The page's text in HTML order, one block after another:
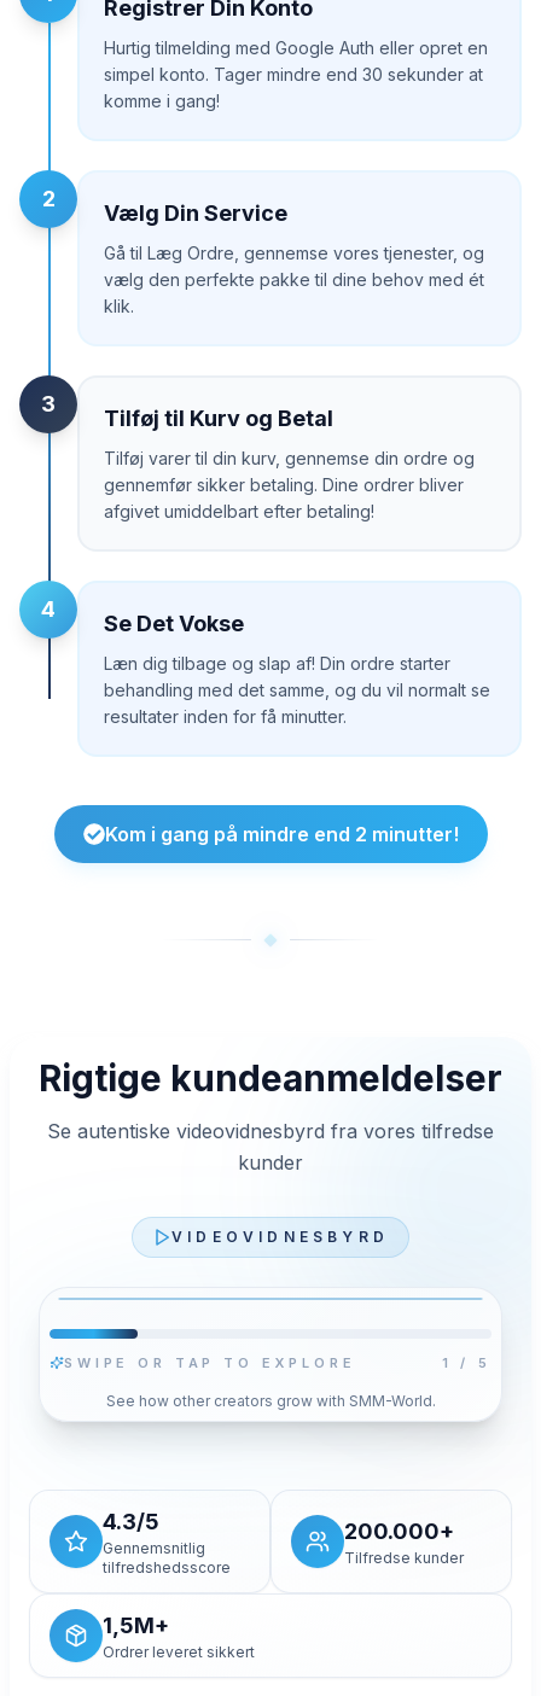
Registrer Din Konto
Hurtig tilmelding med Google Auth eller opret en
simpel konto. Tager mindre end 30 sekunder at
komme i gang!
2
Vælg Din Service
Gå til Læg Ordre, gennemse vores tjenester, og
vælg den perfekte pakke til dine behov med ét
klik.
3
Tilføj til Kurv og Betal
Tilføj varer til din kurv, gennemse din ordre og
gennemfør sikker betaling. Dine ordrer bliver
afgivet umiddelbart efter betaling!
4
Se Det Vokse
Læn dig tilbage og slap af! Din ordre starter
behandling med det samme, og du vil normalt se
resultater inden for få minutter.
Kom i gang på mindre end 2 minutter!
Rigtige kundeanmeldelser
Se autentiske videovidnesbyrd fra vores tilfredse
kunder
VIDEOVIDNESBYRD
4.3/5
Gennemsnitlig
tilfredshedsscore
200.000+
Tilfredse kunder
1,5M+
Ordrer leveret sikkert
Tryk Afspil for at indlæse YouTubes
SWIPE OR TAP TO EXPLORE 2 / 5
See how other creators grow with SMM-World.